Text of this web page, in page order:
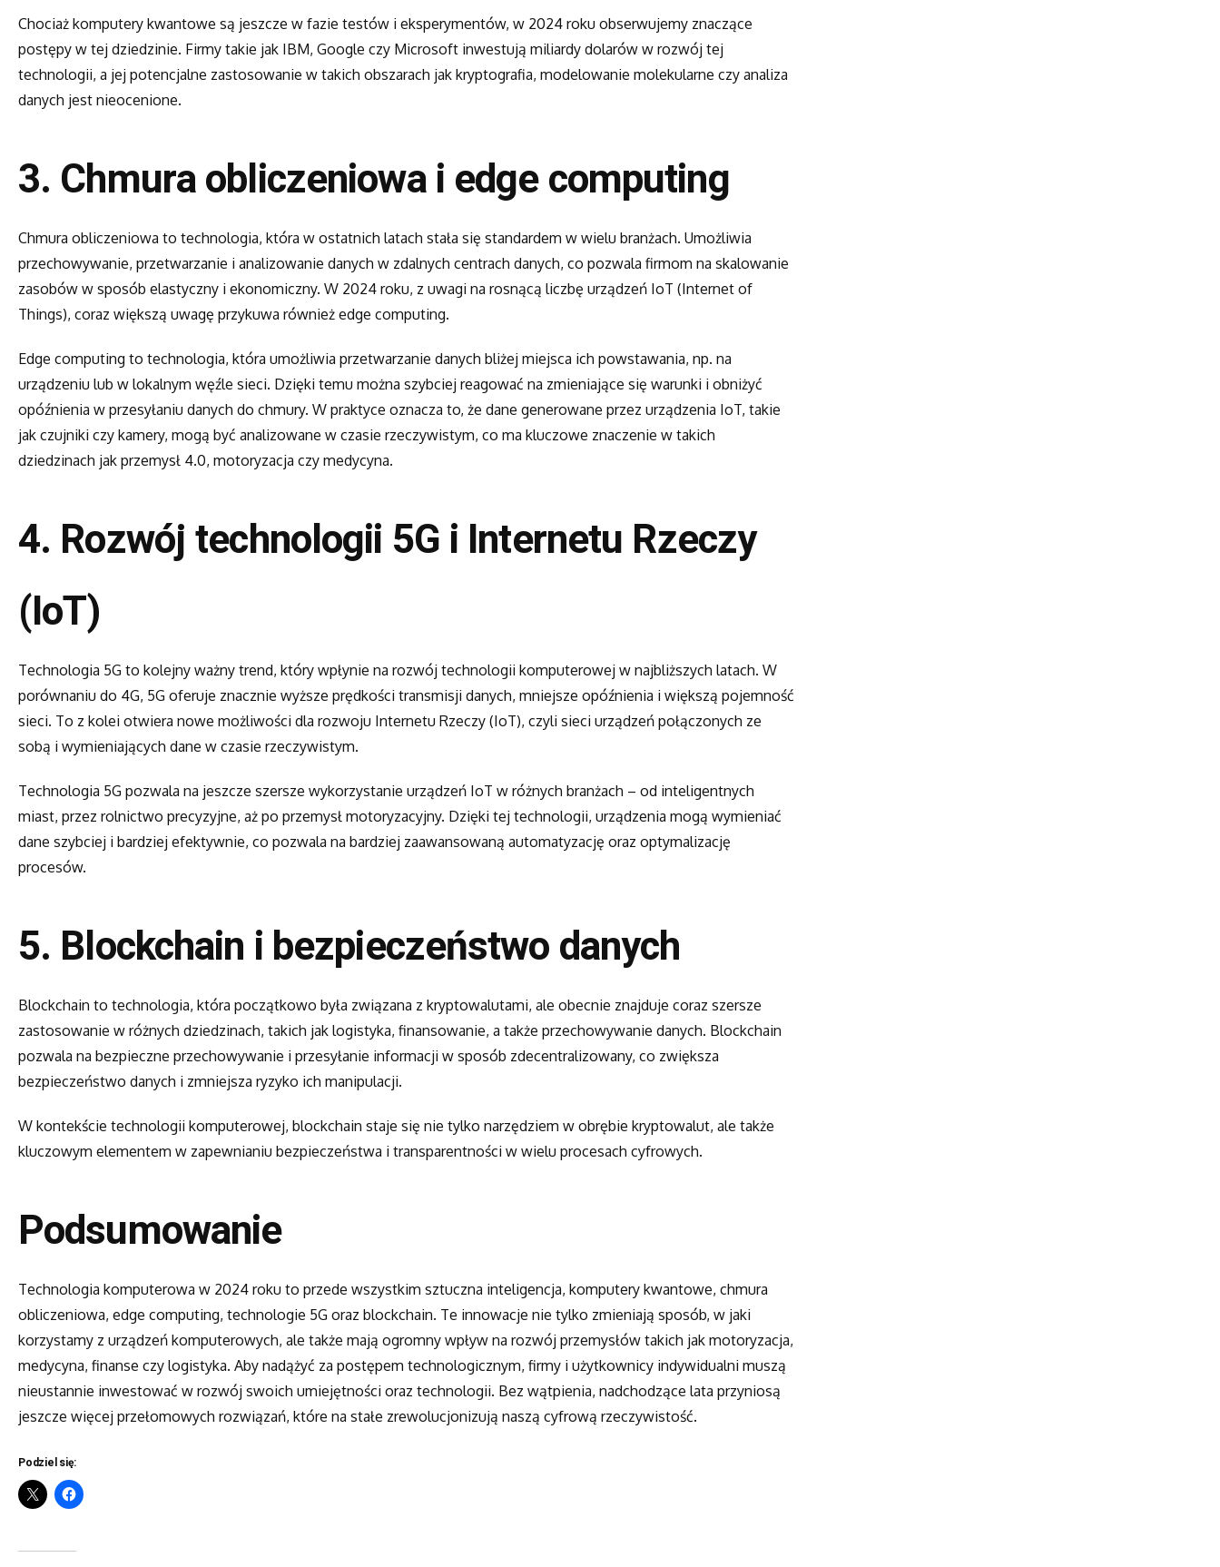
Chociaż komputery kwantowe są jeszcze w fazie testów i eksperymentów, w 2024 roku obserwujemy znaczące
postępy w tej dziedzinie. Firmy takie jak IBM, Google czy Microsoft inwestują miliardy dolarów w rozwój tej
technologii, a jej potencjalne zastosowanie w takich obszarach jak kryptografia, modelowanie molekularne czy analiza
danych jest nieocenione.
3. Chmura obliczeniowa i edge computing
Chmura obliczeniowa to technologia, która w ostatnich latach stała się standardem w wielu branżach. Umożliwia
przechowywanie, przetwarzanie i analizowanie danych w zdalnych centrach danych, co pozwala firmom na skalowanie
zasobów w sposób elastyczny i ekonomiczny. W 2024 roku, z uwagi na rosnącą liczbę urządzeń IoT (Internet of
Things), coraz większą uwagę przykuwa również edge computing.
Edge computing to technologia, która umożliwia przetwarzanie danych bliżej miejsca ich powstawania, np. na
urządzeniu lub w lokalnym węźle sieci. Dzięki temu można szybciej reagować na zmieniające się warunki i obniżyć
opóźnienia w przesyłaniu danych do chmury. W praktyce oznacza to, że dane generowane przez urządzenia IoT, takie
jak czujniki czy kamery, mogą być analizowane w czasie rzeczywistym, co ma kluczowe znaczenie w takich
dziedzinach jak przemysł 4.0, motoryzacja czy medycyna.
4. Rozwój technologii 5G i Internetu Rzeczy
(IoT)
Technologia 5G to kolejny ważny trend, który wpłynie na rozwój technologii komputerowej w najbliższych latach. W
porównaniu do 4G, 5G oferuje znacznie wyższe prędkości transmisji danych, mniejsze opóźnienia i większą pojemność
sieci. To z kolei otwiera nowe możliwości dla rozwoju Internetu Rzeczy (IoT), czyli sieci urządzeń połączonych ze
sobą i wymieniających dane w czasie rzeczywistym.
Technologia 5G pozwala na jeszcze szersze wykorzystanie urządzeń IoT w różnych branżach – od inteligentnych
miast, przez rolnictwo precyzyjne, aż po przemysł motoryzacyjny. Dzięki tej technologii, urządzenia mogą wymieniać
dane szybciej i bardziej efektywnie, co pozwala na bardziej zaawansowaną automatyzację oraz optymalizację
procesów.
5. Blockchain i bezpieczeństwo danych
Blockchain to technologia, która początkowo była związana z kryptowalutami, ale obecnie znajduje coraz szersze
zastosowanie w różnych dziedzinach, takich jak logistyka, finansowanie, a także przechowywanie danych. Blockchain
pozwala na bezpieczne przechowywanie i przesyłanie informacji w sposób zdecentralizowany, co zwiększa
bezpieczeństwo danych i zmniejsza ryzyko ich manipulacji.
W kontekście technologii komputerowej, blockchain staje się nie tylko narzędziem w obrębie kryptowalut, ale także
kluczowym elementem w zapewnianiu bezpieczeństwa i transparentności w wielu procesach cyfrowych.
Podsumowanie
Technologia komputerowa w 2024 roku to przede wszystkim sztuczna inteligencja, komputery kwantowe, chmura
obliczeniowa, edge computing, technologie 5G oraz blockchain. Te innowacje nie tylko zmieniają sposób, w jaki
korzystamy z urządzeń komputerowych, ale także mają ogromny wpływ na rozwój przemysłów takich jak motoryzacja,
medycyna, finanse czy logistyka. Aby nadążyć za postępem technologicznym, firmy i użytkownicy indywidualni muszą
nieustannie inwestować w rozwój swoich umiejętności oraz technologii. Bez wątpienia, nadchodzące lata przyniosą
jeszcze więcej przełomowych rozwiązań, które na stałe zrewolucjonizują naszą cyfrową rzeczywistość.
Podziel się: